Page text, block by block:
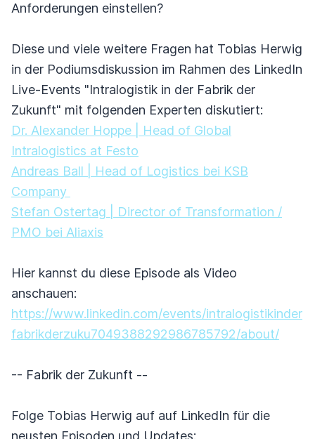
Anforderungen einstellen?
Diese und viele weitere Fragen hat Tobias Herwig
in der Podiumsdiskussion im Rahmen des LinkedIn
Live-Events "Intralogistik in der Fabrik der
Zukunft" mit folgenden Experten diskutiert:
Dr. Alexander Hoppe | Head of Global
Intralogistics at Festo
Andreas Ball | Head of Logistics bei KSB
Company
Stefan Ostertag | Director of Transformation /
PMO bei Aliaxis
Hier kannst du diese Episode als Video
anschauen:
https://www.linkedin.com/events/intralogistikinder
fabrikderzuku7049388292986785792/about/
-- Fabrik der Zukunft --
Folge Tobias Herwig auf auf LinkedIn für die
neusten Episoden und Updates: